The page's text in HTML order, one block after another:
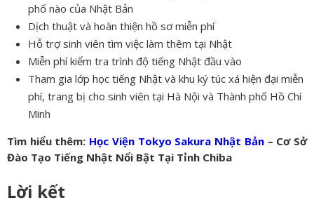
phố nào của Nhật Bản
Dịch thuật và hoàn thiện hồ sơ miễn phí
Hỗ trợ sinh viên tìm việc làm thêm tại Nhật
Miễn phí kiểm tra trình độ tiếng Nhật đầu vào
Tham gia lớp học tiếng Nhật và khu ký túc xá hiện đại miễn
phí, trang bị cho sinh viên tại Hà Nội và Thành phố Hồ Chí
Minh
Tìm hiểu thêm: Học Viện Tokyo Sakura Nhật Bản– Cơ Sở
Đào Tạo Tiếng Nhật Nổi Bật Tại Tỉnh Chiba
Lời kết